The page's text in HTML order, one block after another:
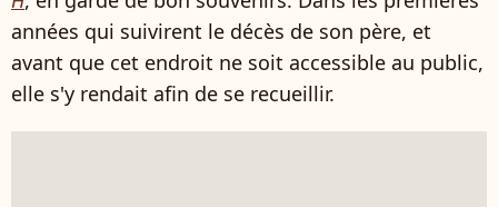
années qui suivirent le décès de son père, et
avant que cet endroit ne soit accessible au public,
elle s'y rendait afin de se recueillir.